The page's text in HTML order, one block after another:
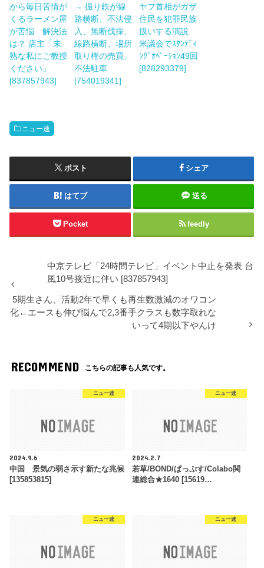
から毎日苦情が
くるラーメン屋
が苦悩 解決法
は？ 店主「未
熟な私にご教授
ください」
[837857943]
→ 撮り鉄が線
路横断、不法侵
入、無断伐採、
線路横断、場所
取り権の売買、
不法駐車
[754019341]
ヤフ首相がガザ
住民を犯罪民族
扱いする演説
米議会でｽﾀﾝﾃﾞｨ
ﾝｸﾞｵﾍﾞｰｼｮﾝ49回
[828293379]
ニュー速
ポスト シェア
はてブ 送る
Pocket feedly
中京テレビ「24時間テレビ」イベント中止を発表 台
風10号接近に伴い [837857943]
5期生さん、活動2年で早くも再生数激減のオワコン
化←エースも伸び悩んで2,3番手クラスも数字取れな
いって4期以下やんけ
RECOMMEND こちらの記事も人気です。
ニュー速
2024.9.6
中国 景気の弱さ示す新たな兆候
[135853815]
ニュー速
2024.2.7
若草/BOND/ぱっぷす/Colabo関
連総合★1640 [15619…
ニュー速 ニュー速